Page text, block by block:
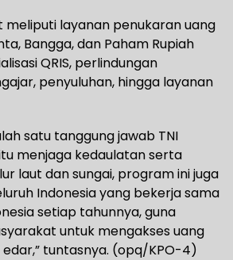
meliputi layanan penukaran uang
Bangga, dan Paham Rupiah
QRIS, perlindungan
penyuluhan, hingga layanan
satu tanggung jawab TNI
menjaga kedaulatan serta
laut dan sungai, program ini juga
Indonesia yang bekerja sama
setiap tahunnya, guna
untuk mengakses uang
tuntasnya. (opq/KPO-4)